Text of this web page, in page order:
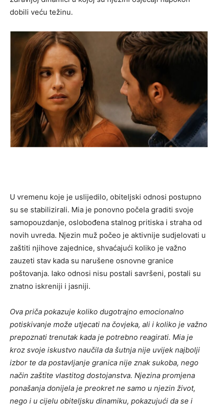
dobili veću težinu.
U vremenu koje je uslijedilo, obiteljski odnosi postupno
su se stabilizirali. Mia je ponovno počela graditi svoje
samopouzdanje, oslobođena stalnog pritiska i straha od
novih uvreda. Njezin muž počeo je aktivnije sudjelovati u
zaštiti njihove zajednice, shvaćajući koliko je važno
zauzeti stav kada su narušene osnovne granice
poštovanja. Iako odnosi nisu postali savršeni, postali su
znatno iskreniji i jasniji.
Ova priča pokazuje koliko dugotrajno emocionalno
potiskivanje može utjecati na čovjeka, ali i koliko je važno
prepoznati trenutak kada je potrebno reagirati. Mia je
kroz svoje iskustvo naučila da šutnja nije uvijek najbolji
izbor te da postavljanje granica nije znak sukoba, nego
način zaštite vlastitog dostojanstva. Njezina promjena
ponašanja donijela je preokret ne samo u njezin život,
nego i u cijelu obiteljsku dinamiku, pokazujući da se i